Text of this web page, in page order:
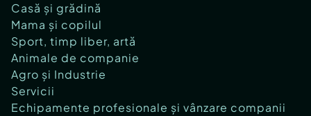
Casă și grădină
Mama și copilul
Sport, timp liber, artă
Animale de companie
Agro și Industrie
Servicii
Echipamente profesionale și vânzare companii